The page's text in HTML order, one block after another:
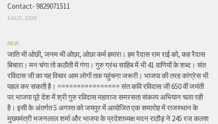
Contact- 9829071511
6 AUG, 2026
NEW
जाति भी ओछी, जनम भी ओछा, ओछा कर्म हमारा। हम रैदास राम राई को, कह रैदास
बिचारा। मन चंगा तो कठौती में गंगा। गुरु ग्रंथ साहिब में भी 41 वाणियों के शब्द। संत
रविदास जी का यह विचार आम लोगों तक पहुंचना जरूरी। भाजपा की तरह कांग्रेस भी
पहल कर सकती है। ================ संत कवि रविदास जी 650 वीं जयंती
पर भाजपा पूरे देश में श्री गुरु रविदास महाराज समरसता संकल्प अभियान चला रही
है। इसी के अंतर्गत 5 अगस्त को जयपुर में आयोजित एक समारोह में राजस्थान के
मुख्यमंत्री भजनलाल शर्मा और भाजपा के प्रदेशाध्यक्ष मदन राठौड़ ने 245 रज कलश